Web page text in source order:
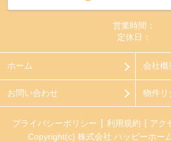
営業時間：
定休日：
ホーム 会社概
お問い合わせ 物件リ
プライバシーポリシー 利用規約 アク
Copyright(c) 株式会社 ハッピーホー